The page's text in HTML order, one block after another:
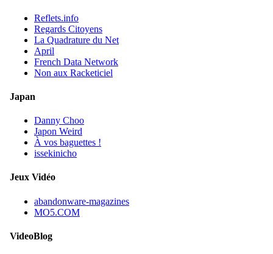
Reflets.info
Regards Citoyens
La Quadrature du Net
April
French Data Network
Non aux Racketiciel
Japan
Danny Choo
Japon Weird
À vos baguettes !
issekinicho
Jeux Vidéo
abandonware-magazines
MO5.COM
VideoBlog